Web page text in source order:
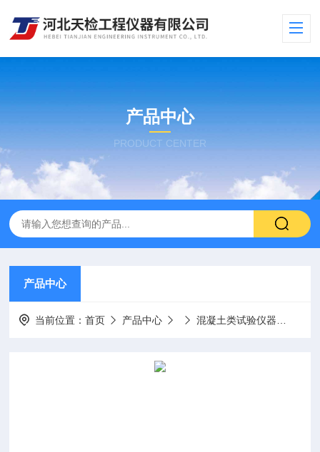
产品中心
PRODUCT CENTER
产品中心
当前位置：首页 产品中心 混凝土类试验仪器